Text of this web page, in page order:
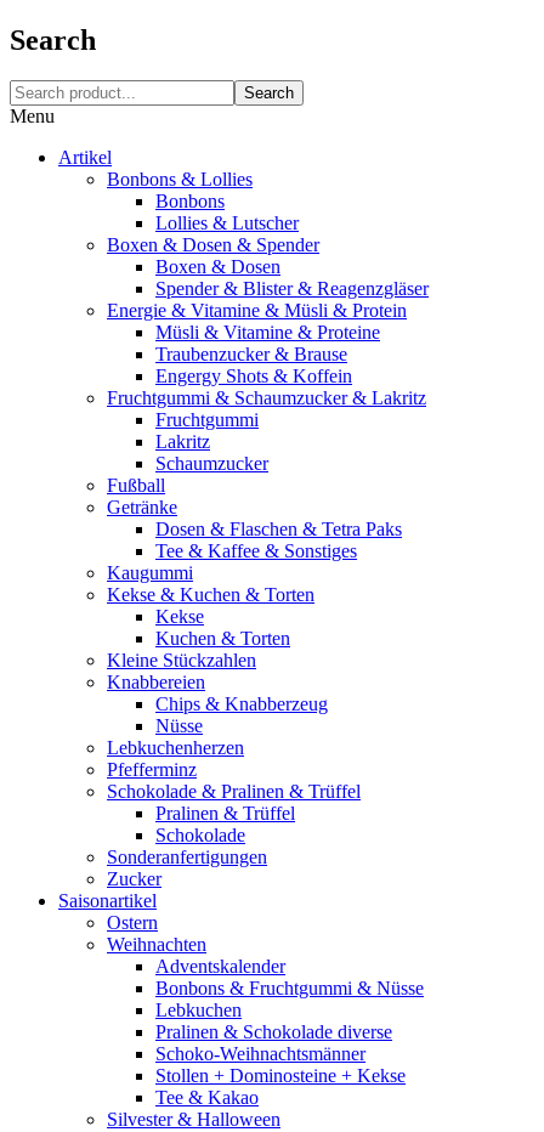
Search
Search
Menu
Artikel
Bonbons & Lollies
Bonbons
Lollies & Lutscher
Boxen & Dosen & Spender
Boxen & Dosen
Spender & Blister & Reagenzgläser
Energie & Vitamine & Müsli & Protein
Müsli & Vitamine & Proteine
Traubenzucker & Brause
Engergy Shots & Koffein
Fruchtgummi & Schaumzucker & Lakritz
Fruchtgummi
Lakritz
Schaumzucker
Fußball
Getränke
Dosen & Flaschen & Tetra Paks
Tee & Kaffee & Sonstiges
Kaugummi
Kekse & Kuchen & Torten
Kekse
Kuchen & Torten
Kleine Stückzahlen
Knabbereien
Chips & Knabberzeug
Nüsse
Lebkuchenherzen
Pfefferminz
Schokolade & Pralinen & Trüffel
Pralinen & Trüffel
Schokolade
Sonderanfertigungen
Zucker
Saisonartikel
Ostern
Weihnachten
Adventskalender
Bonbons & Fruchtgummi & Nüsse
Lebkuchen
Pralinen & Schokolade diverse
Schoko-Weihnachtsmänner
Stollen + Dominosteine + Kekse
Tee & Kakao
Silvester & Halloween